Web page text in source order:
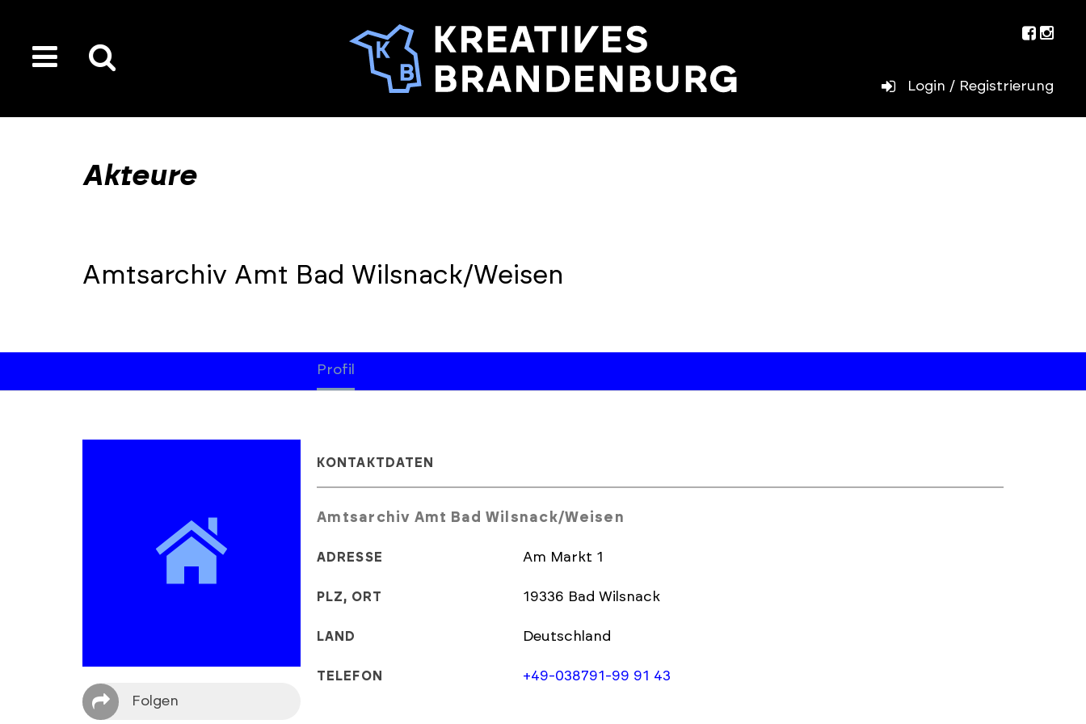
toggle
der
Seite
Login / Registrierung
Akteure
Amtsarchiv Amt Bad Wilsnack/Weisen
Profil
Folgen
KONTAKTDATEN
Amtsarchiv Amt Bad Wilsnack/Weisen
ADRESSE Am Markt 1
PLZ, ORT 19336 Bad Wilsnack
LAND Deutschland
TELEFON +49-038791-99 91 43